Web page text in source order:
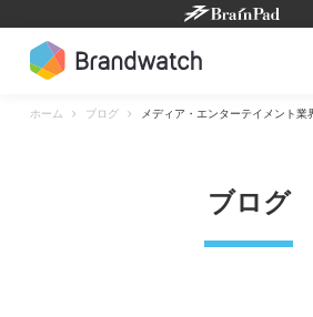
content
ホーム ブログ メディア・エンターテイメント
ブログ